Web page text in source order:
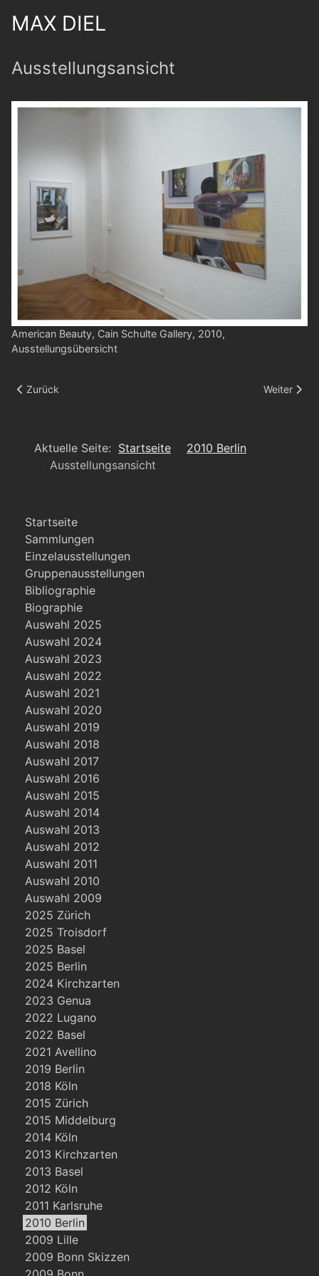
MAX DIEL
Ausstellungsansicht
American Beauty, Cain Schulte Gallery, 2010,
Ausstellungsübersicht
Vorheriger Beitrag: Ausstellungsansicht
Zurück Nächster
Weiter
Aktuelle Seite: Startseite
2010 Berlin
Ausstellungsansicht
Startseite
Sammlungen
Einzelausstellungen
Gruppenausstellungen
Bibliographie
Biographie
Auswahl 2025
Auswahl 2024
Auswahl 2023
Auswahl 2022
Auswahl 2021
Auswahl 2020
Auswahl 2019
Auswahl 2018
Auswahl 2017
Auswahl 2016
Auswahl 2015
Auswahl 2014
Auswahl 2013
Auswahl 2012
Auswahl 2011
Auswahl 2010
Auswahl 2009
2025 Zürich
2025 Troisdorf
2025 Basel
2025 Berlin
2024 Kirchzarten
2023 Genua
2022 Lugano
2022 Basel
2021 Avellino
2019 Berlin
2018 Köln
2015 Zürich
2015 Middelburg
2014 Köln
2013 Kirchzarten
2013 Basel
2012 Köln
2011 Karlsruhe
2010 Berlin
2009 Lille
2009 Bonn Skizzen